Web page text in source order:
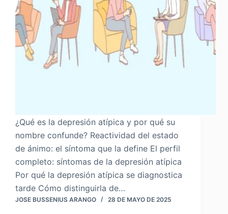
¿Qué es la depresión atípica y por qué su
nombre confunde? Reactividad del estado
de ánimo: el síntoma que la define El perfil
completo: síntomas de la depresión atípica
Por qué la depresión atípica se diagnostica
tarde Cómo distinguirla de…
JOSE BUSSENIUS ARANGO 28 DE MAYO DE 2025